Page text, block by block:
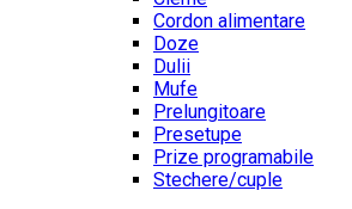
Cordon alimentare
Doze
Dulii
Mufe
Prelungitoare
Presetupe
Prize programabile
Stechere/cuple